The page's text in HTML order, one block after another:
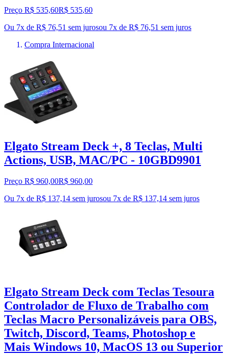
Preço R$ 535,60R$ 535,60
Ou 7x de R$ 76,51 sem jurosou 7x de R$ 76,51 sem juros
Compra Internacional
Elgato Stream Deck +, 8 Teclas, Multi
Actions, USB, MAC/PC - 10GBD9901
Preço R$ 960,00R$ 960,00
Ou 7x de R$ 137,14 sem jurosou 7x de R$ 137,14 sem juros
Elgato Stream Deck com Teclas Tesoura
Controlador de Fluxo de Trabalho com
Teclas Macro Personalizáveis para OBS,
Twitch, Discord, Teams, Photoshop e
Mais Windows 10, MacOS 13 ou Superior